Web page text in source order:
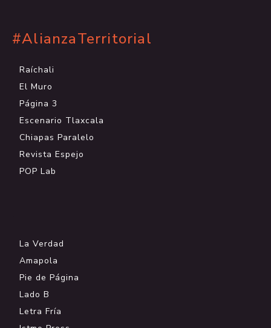
#AlianzaTerritorial
Raíchali
El Muro
Página 3
Escenario Tlaxcala
Chiapas Paralelo
Revista Espejo
POP Lab
La Verdad
Amapola
Pie de Página
Lado B
Letra Fría